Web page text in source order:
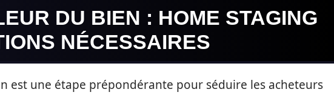
DU BIEN : HOME STAGING
NÉCESSAIRES
est une étape prépondérante pour séduire les acheteurs